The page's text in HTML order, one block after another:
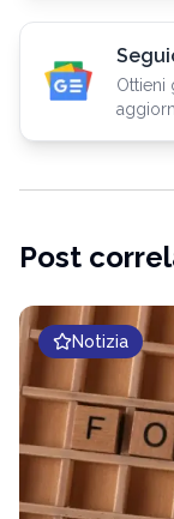
Ottieni
Post
Notizia